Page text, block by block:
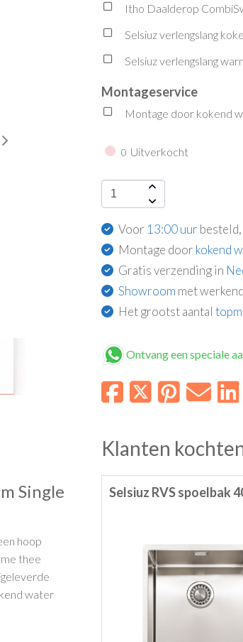
Itho Daalderop
Selsiuz verlengslang
Selsiuz verlengslang
Montageservice
Montage door kokend
0 Uitverkocht
Voor 13:00 uur
Montage door kokend
Gratis verzending in
Showroom met
Het grootst aantal
Ontvang een speciale
Single
hoop
thee
water
Klanten
Selsiuz RVS spoelbak